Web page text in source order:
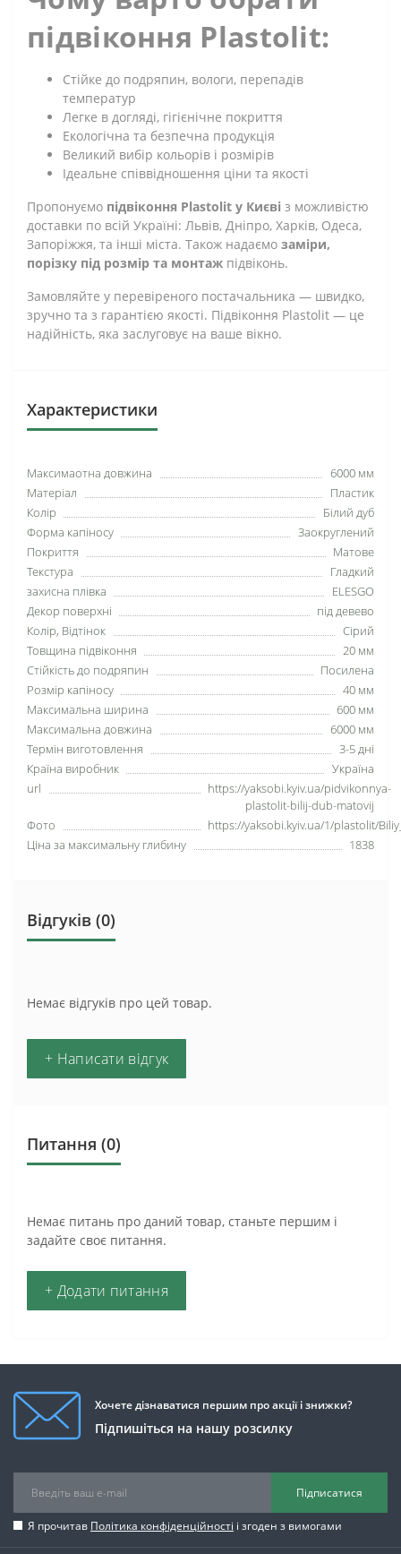
підвіконня Plastolit:
Стійке до подряпин, вологи, перепадів
температур
Легке в догляді, гігієнічне покриття
Екологічна та безпечна продукція
Великий вибір кольорів і розмірів
Ідеальне співвідношення ціни та якості
Пропонуємо підвіконня Plastolit у Києві з можливістю
доставки по всій Україні: Львів, Дніпро, Харків, Одеса,
Запоріжжя, та інші міста. Також надаємо заміри,
порізку під розмір та монтаж підвіконь.
Замовляйте у перевіреного постачальника — швидко,
зручно та з гарантією якості. Підвіконня Plastolit — це
надійність, яка заслуговує на ваше вікно.
Характеристики
Максимаотна довжина
6000 мм
Матеріал
Пластик
Колір
Білий дуб
Форма капіносу
Заокруглений
Покриття
Матове
Текстура
Гладкий
захисна плівка
ELESGO
Декор поверхні
під девево
Колір, Відтінок
Сірий
Товщина підвіконня
20 мм
Стійкість до подряпин
Посилена
Розмір капіносу
40 мм
Максимальна ширина
600 мм
Максимальна довжина
6000 мм
Термін виготовлення
3-5 дні
Країна виробник
Україна
url
https://yaksobi.kyiv.ua/pidvikonnya-
plastolit-bilij-dub-matovij
Фото
https://yaksobi.kyiv.ua/1/plastolit/
Ціна за максимальну глибину
1838
Відгуків (0)
Немає відгуків про цей товар.
+ Написати відгук
Питання (0)
Немає питань про даний товар, станьте першим і
задайте своє питання.
+ Додати питання
Хочете дізнаватися першим про акції і знижки?
Підпишіться на нашу розсилку
Підписатися
Я прочитав Політика конфіденційності і згоден з вимогами